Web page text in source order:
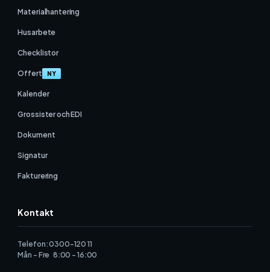
Materialhantering
Husarbete
Checklistor
Offert NY
Kalender
Grossister och EDI
Dokument
Signatur
Fakturering
Kontakt
Telefon: 0300-120 11
Mån - Fre 8:00 - 16:00